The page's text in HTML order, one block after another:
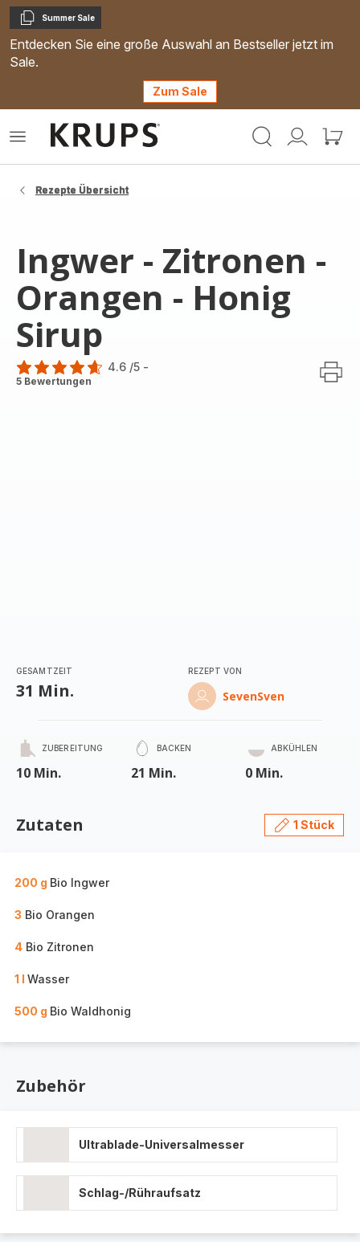
Kopieren
Summer Sale
Entdecken Sie eine große Auswahl an Bestseller jetzt im
Sale.
Zum Sale
Mein
Mein
Das
Rezepte Übersicht
Ingwer - Zitronen -
Orangen - Honig
Sirup
ratings.4.6
4.6 /5 -
5 Bewertungen
GESAMTZEIT
31 Min.
REZEPT VON
SevenSven
ZUBEREITUNG
10 Min.
BACKEN
21 Min.
ABKÜHLEN
0 Min.
Zutaten 1 Stück
200 g Bio Ingwer
3 Bio Orangen
4 Bio Zitronen
1 l Wasser
500 g Bio Waldhonig
Zubehör
Ultrablade-Universalmesser
Schlag-/Rühraufsatz